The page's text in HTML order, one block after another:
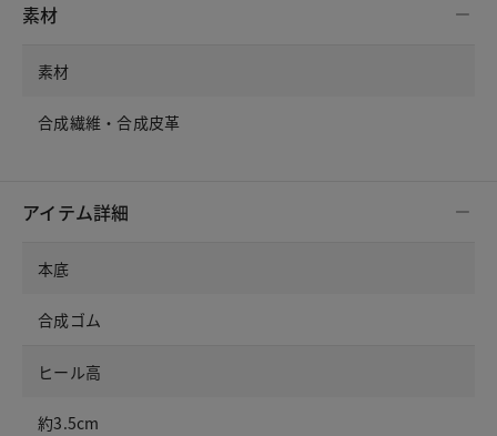
素材
素材
合成繊維・合成皮革
アイテム詳細
本底
合成ゴム
ヒール高
約3.5cm